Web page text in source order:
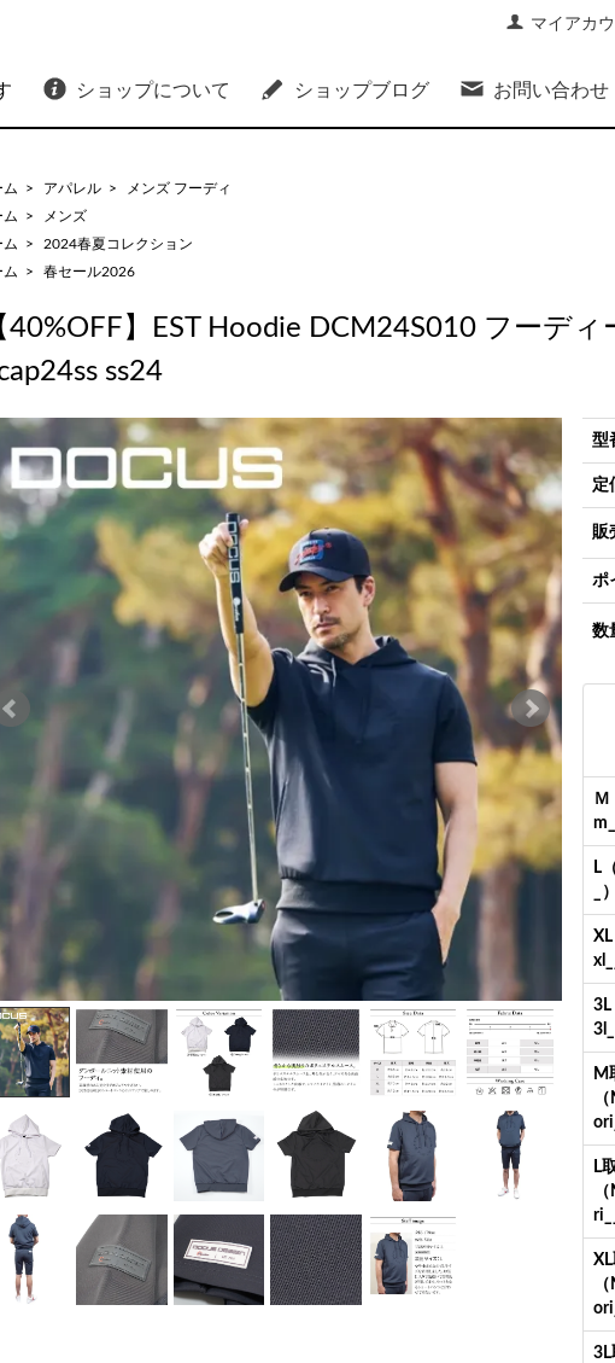
マイアカ
ショップについて ショップブログ お問い合わせ
ム > アパレル >
メンズ フーディ
ム
>
メンズ
ム
>
2024春夏コレクション
ム
> 春セール2026
40%OFF】EST Hoodie DCM24S010 フーデ
ss24
型
定
販
ポ
数
L
_）
3L
M
L
3L